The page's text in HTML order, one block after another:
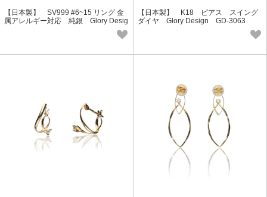
【日本製】 SV999 #6~15 リング 金
属アレルギー対応 純銀 Glory Desig
【日本製】 K18 ピアス スイング
ダイヤ Glory Design GD-3063